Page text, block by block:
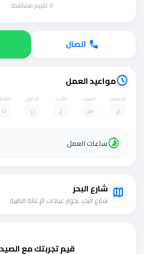
0 تقييم مشاهدة
call اتصال
scheduleمواعيد العمل
الجمعة
ج
السبت
س
الأحد
ح
الاثنين
ن ث
timelapseساعات العمل
map شارع البحر
شارع البحر، بجوار عيادات الإغاثة الطبية
قيم تجربتك مع